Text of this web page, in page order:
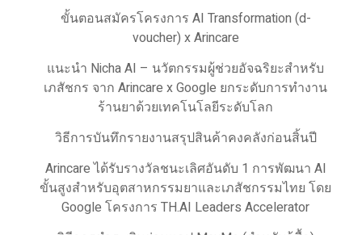
ขั้นตอนสมัครโครงการ AI Transformation (d-
voucher) x Arincare
แนะนำ Nicha AI – นวัตกรรมผู้ช่วยอัจฉริยะสำหรับ
เภสัชกร จาก Arincare x Google ยกระดับการทำงาน
ร้านยาด้วยเทคโนโลยีระดับโลก
วิธีการบันทึกรายงานสรุปสินค้าคงคลังก่อนสิ้นปี
Arincare ได้รับรางวัลชนะเลิศอันดับ 1 การพัฒนา AI
ขั้นสูงสำหรับอุตสาหกรรมยาและเภสัชกรรมไทย โดย
Google โครงการ TH.AI Leaders Accelerator